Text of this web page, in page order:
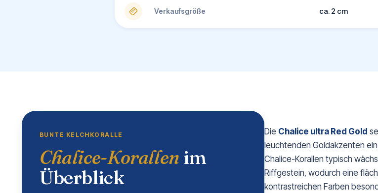
Verkaufsgröße ca. 2 cm
BUNTE KELCHKORALLE
Chalice-Korallen im
Überblick
Die Chalice ultra Red Gold
leuchtenden Goldakzenten
Chalice-Korallen typisch
Riffgestein, wodurch eine
kontrastreichen Farben